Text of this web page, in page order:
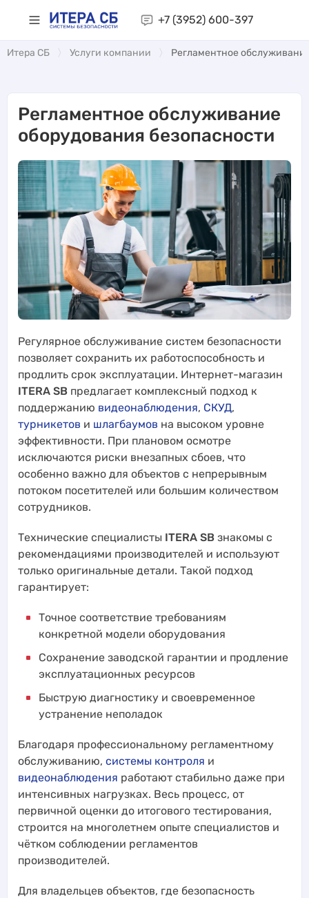
+7 (3952) 600-397
Итера СБ Услуги компании Регламентное
Регламентное обслуживание
оборудования безопасности
Регулярное обслуживание систем безопасности
позволяет сохранить их работоспособность и
продлить срок эксплуатации. Интернет-магазин
ITERA SB предлагает комплексный подход к
поддержанию видеонаблюдения, СКУД,
турникетов и шлагбаумов на высоком уровне
эффективности. При плановом осмотре
исключаются риски внезапных сбоев, что
особенно важно для объектов с непрерывным
потоком посетителей или большим количеством
сотрудников.
Технические специалисты ITERA SB знакомы с
рекомендациями производителей и используют
только оригинальные детали. Такой подход
гарантирует:
Точное соответствие требованиям
конкретной модели оборудования
Сохранение заводской гарантии и продление
эксплуатационных ресурсов
Быструю диагностику и своевременное
устранение неполадок
Благодаря профессиональному регламентному
обслуживанию, системы контроля и
видеонаблюдения работают стабильно даже при
интенсивных нагрузках. Весь процесс, от
первичной оценки до итогового тестирования,
строится на многолетнем опыте специалистов и
чётком соблюдении регламентов
производителей.
Для владельцев объектов, где безопасность